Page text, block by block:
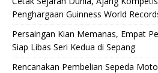
Penghargaan Guinness World
Persaingan Kian Memanas, Empat
Siap Libas Seri Kedua di Sepang
Rencanakan Pembelian Sepeda